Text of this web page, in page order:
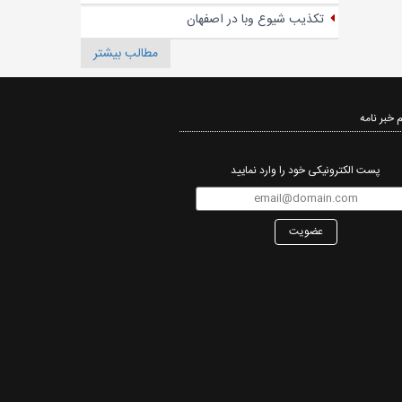
تکذیب شیوع وبا در اصفهان
مطالب بیشتر
خبر نامه‌
پست الکترونیکی خود را وارد نمایید
عضویت